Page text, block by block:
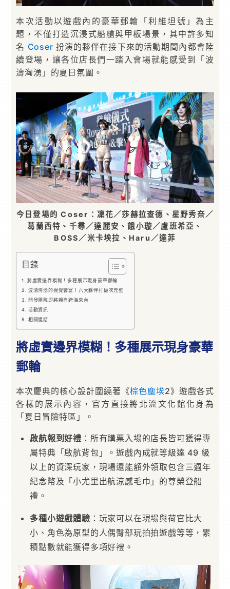
本次活動以遊戲內的豪華郵輪「利維坦號」為主
題，不僅打造沉浸式船艙與甲板場景，其中許多知
名 Coser 扮演的夥伴在接下來的活動期間內都會陸
續登場，讓各位店長們一踏入會場就能感受到「波
濤洶湧」的夏日氛圍。
今日登場的 Coser：凜花／莎赫拉查德、星野秀奈／
葛蘭西特、千尋／達麗安、餓小璇／盧班希亞、
BOSS／米卡埃拉、Haru／達菲
目錄
將虛實邊界模糊！多種展示現身豪華郵輪
波濤洶湧的視覺饗宴！六大夥伴打破次元壁
開發團隊即將親自跨海來台
活動資訊
相關連結
將虛實邊界模糊！多種展示現身豪華
郵輪
本次慶典的核心設計圍繞著《棕色塵埃2》遊戲各式
各樣的展示內容，官方直接將北流文化館化身為
「夏日冒險特區」。
啟航報到好禮 ：所有購票入場的店長皆可獲得專
屬特典「啟航背包」。遊戲內成就等級達 49 級
以上的資深玩家，現場還能額外領取包含三週年
紀念幣及「小尤里出航涼感毛巾」的尊榮登船
禮。
多種小遊戲體驗 ：玩家可以在現場與荷官比大
小、角色為原型的人偶臀部玩拍拍遊戲等等，累
積點數就能獲得多項好禮。